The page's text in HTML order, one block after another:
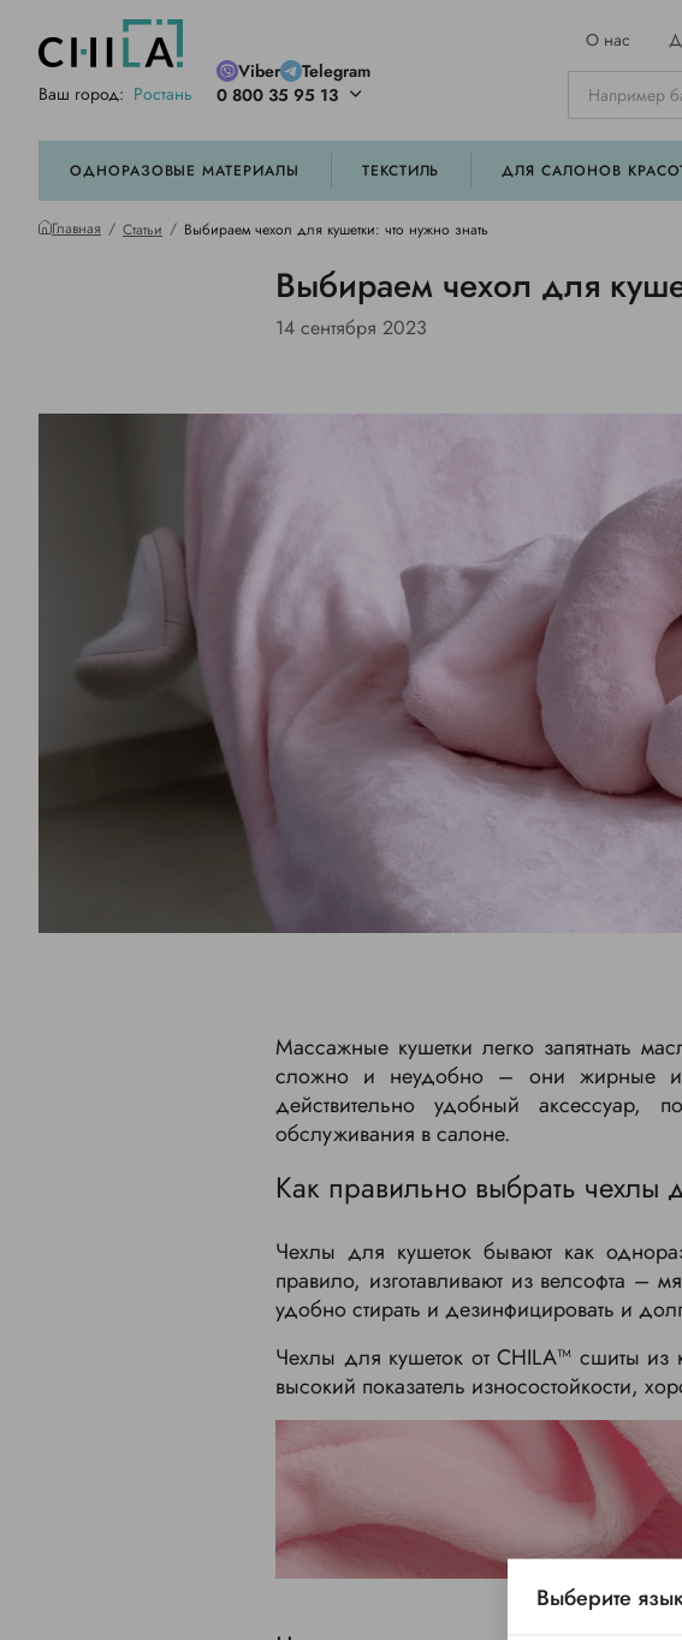
Ваш город: Ростань
Viber
Telegram
0 800 35 95 13
О нас
ОДНОРАЗОВЫЕ МАТЕРИАЛЫ ТЕКСТИЛЬ ДЛЯ САЛОНОВ
Главная Статьи Выбираем чехол для кушетки: что нужно знать
Выбираем чехол для
14 сентября 2023
Массажные кушетки легко запятнать
сложно и неудобно – они жирные и
действительно удобный аксессуар,
обслуживания в салоне.
Как правильно выбрать
Чехлы для кушеток бывают как
правило, изготавливают из велсофта –
удобно стирать и дезинфицировать и
Чехлы для кушеток от CHILA™ сшиты из
высокий показатель износостойкости,
Выберите